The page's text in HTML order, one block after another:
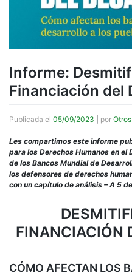
Informe:
Financiación del
Publicada el 05/09/2023 por
Les compartimos este informe
para los Derechos Humanos en
de los Bancos Mundial de
los defensores de derechos
con un capítulo de análisis – A 5
FINANCIACIÓN
CÓMO AFECTAN LOS